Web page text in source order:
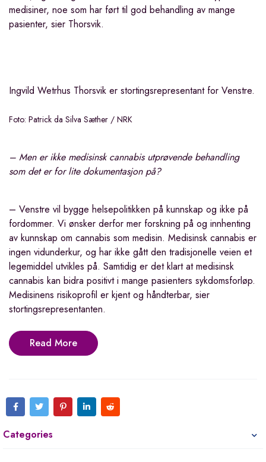
medisiner, noe som har ført til god behandling av mange
pasienter, sier Thorsvik.
Ingvild Wetrhus Thorsvik er stortingsrepresentant for Venstre.
Foto: Patrick da Silva Sæther / NRK
– Men er ikke medisinsk cannabis utprøvende behandling
som det er for lite dokumentasjon på?
– Venstre vil bygge helsepolitikken på kunnskap og ikke på
fordommer. Vi ønsker derfor mer forskning på og innhenting
av kunnskap om cannabis som medisin. Medisinsk cannabis er
ingen vidunderkur, og har ikke gått den tradisjonelle veien et
legemiddel utvikles på. Samtidig er det klart at medisinsk
cannabis kan bidra positivt i mange pasienters sykdomsforløp.
Medisinens risikoprofil er kjent og håndterbar, sier
stortingsrepresentanten.
Read More
Categories